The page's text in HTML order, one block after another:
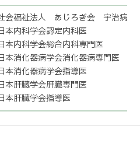
会福祉法人 あじろぎ会 宇治病
本内科学会認定内科医
本内科学会総合内科専門医
本消化器病学会消化器病専門医
本消化器病学会指導医
本肝臓学会肝臓専門医
本肝臓学会指導医